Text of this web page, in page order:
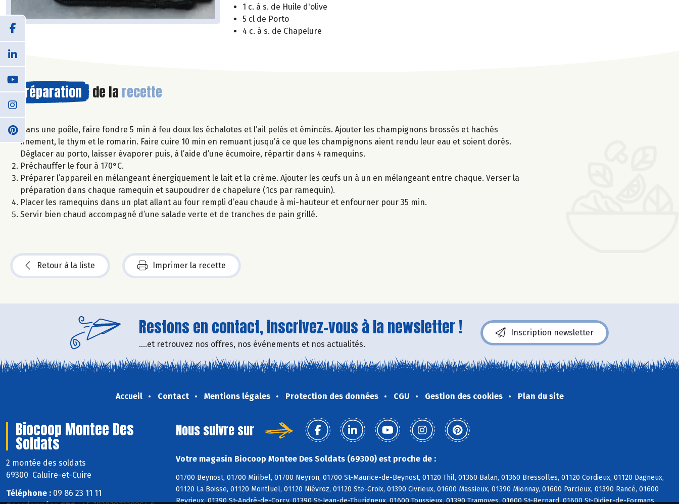
1 c. à s. de Huile d'olive
5 cl de Porto
4 c. à s. de Chapelure
Préparation de la recette
Dans une poêle, faire fondre 5 min à feu doux les échalotes et l’ail pelés et émincés. Ajouter les champignons brossés et hachés
finement, le thym et le romarin. Faire cuire 10 min en remuant jusqu’à ce que les champignons aient rendu leur eau et soient dorés.
Déglacer au porto, laisser évaporer puis, à l’aide d’une écumoire, répartir dans 4 ramequins.
Préchauffer le four à 170°C.
Préparer l’appareil en mélangeant énergiquement le lait et la crème. Ajouter les œufs un à un en mélangeant entre chaque. Verser la
préparation dans chaque ramequin et saupoudrer de chapelure (1cs par ramequin).
Placer les ramequins dans un plat allant au four rempli d’eau chaude à mi-hauteur et enfourner pour 35 min.
Servir bien chaud accompagné d’une salade verte et de tranches de pain grillé.
Retour à la liste Imprimer la recette
Restons en contact, inscrivez-vous à la newsletter !
....et retrouvez nos offres, nos événements et nos actualités.
Inscription newsletter
Accueil Contact Mentions légales Protection des données CGU Gestion des cookies Plan du site
Biocoop Montee Des
Soldats
2 montée des soldats
69300 Caluire-et-Cuire
Téléphone : 09 86 23 11 11
Nous suivre sur
Votre magasin Biocoop Montee Des Soldats (69300) est proche de :
01700 Beynost, 01700 Miribel, 01700 Neyron, 01700 St-Maurice-de-Beynost, 01120 Thil, 01360 Balan, 01360 Bressolles, 01120 Cordieux, 01120 Dagneux,
01120 La Boisse, 01120 Montluel, 01120 Niévroz, 01120 Ste-Croix, 01390 Civrieux, 01600 Massieux, 01390 Mionnay, 01600 Parcieux, 01390 Rancé, 01600
Reyrieux, 01390 St-André-de-Corcy, 01390 St-Jean-de-Thurigneux, 01600 Toussieux, 01390 Tramoyes, 01600 St-Bernard, 01600 St-Didier-de-Formans,